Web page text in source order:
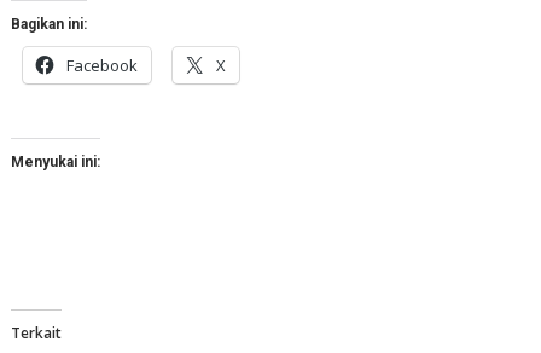
Bagikan ini:
Facebook X
Menyukai ini:
Terkait